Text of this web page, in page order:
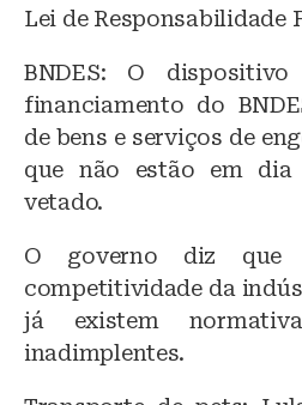
Lei de Responsabilidade
BNDES: O
financiamento do
de bens e serviços de
que não estão em
vetado.
O governo diz que
competitividade da
já existem
inadimplentes.